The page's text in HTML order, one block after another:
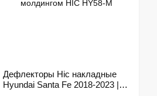
Дефлекторы Hic накладные
Hyundai Santa Fe 2018-2023 |